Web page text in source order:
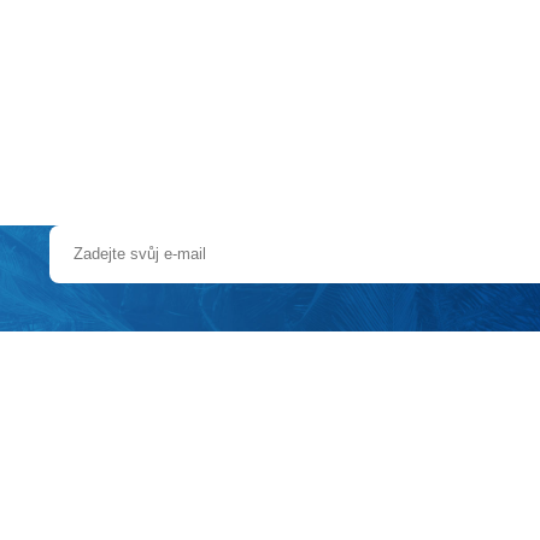
jen pár kroků od pláže
s mírně se svažujícím vstupem do moře - 250 m